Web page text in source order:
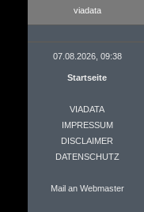
viadata
07.08.2026, 09:38
Startseite
VIADATA
IMPRESSUM
DISCLAIMER
DATENSCHUTZ
Mail an Webmaster